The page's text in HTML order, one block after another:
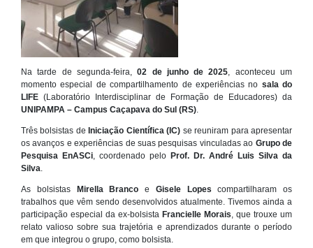
Na tarde de segunda-feira,02 de junho de 2025 , aconteceu um
momento especial de compartilhamento de experiências no sala do
LIFE (Laboratório Interdisciplinar de Formação de Educadores) da
UNIPAMPA – Campus Caçapava do Sul (RS)
Três bolsistas deIniciação Científica (IC) se reuniram para apresentar
os avanços e experiências de suas pesquisas vinculadas ao Grupo de
Pesquisa EnASCi , coordenado pelo Prof. Dr. André Luis Silva da
Silva
As bolsistas Mirella Branco e Gisele Lopes compartilharam os
trabalhos que vêm sendo desenvolvidos atualmente. Tivemos ainda a
participação especial da ex-bolsista Francielle Morais , que trouxe um
relato valioso sobre sua trajetória e aprendizados durante o período
em que integrou o grupo, como bolsista.